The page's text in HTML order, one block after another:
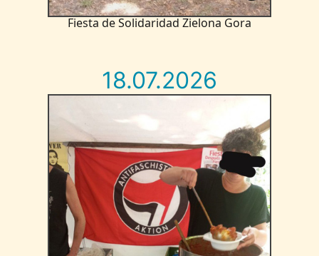
Fiesta de Solidaridad Zielona Gora
18.07.2026